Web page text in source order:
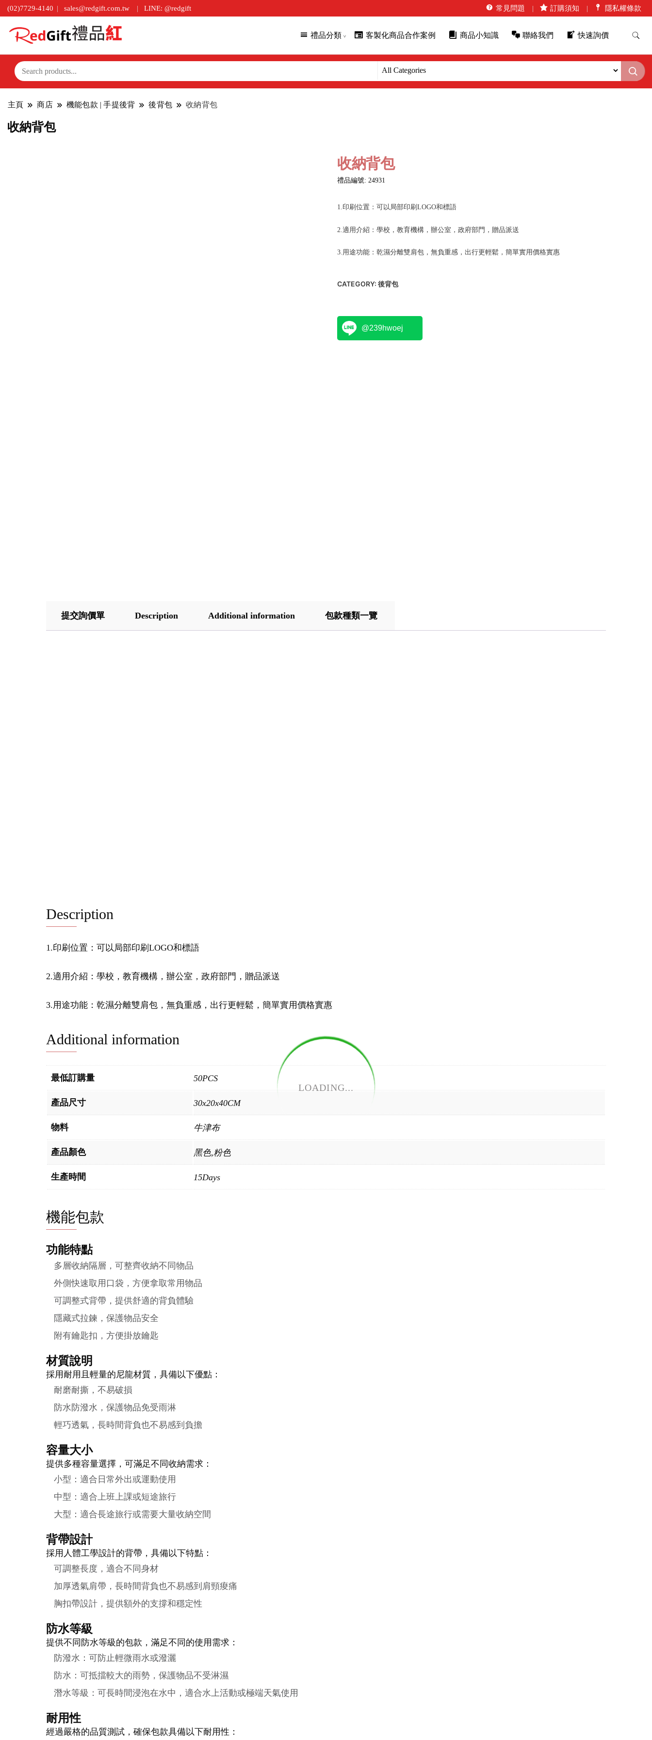
(02)7729-4140 sales@redgift.com.tw LINE: @redgift 常見問題 訂購須知 隱私權條款
禮品分類 客製化商品合作案例 商品小知識 聯絡我們 快速詢價
主頁 商店 機能包款 | 手提後背 後背包 收納背包
收納背包
LOADING...
收納背包
禮品編號: 24931
1.印刷位置：可以局部印刷LOGO和標語
2.適用介紹：學校，教育機構，辦公室，政府部門，贈品派送
3.用途功能：乾濕分離雙肩包，無負重感，出行更輕鬆，簡單實用價格實惠
CATEGORY:後背包
@239hwoej
提交詢價單 Description Additional information 包款種類一覽
Description
1.印刷位置：可以局部印刷LOGO和標語
2.適用介紹：學校，教育機構，辦公室，政府部門，贈品派送
3.用途功能：乾濕分離雙肩包，無負重感，出行更輕鬆，簡單實用價格實惠
Additional information
最低訂購量 50PCS
產品尺寸 30x20x40CM
物料 牛津布
產品顏色 黑色,粉色
生產時間 15Days
機能包款
功能特點
多層收納隔層，可整齊收納不同物品
外側快速取用口袋，方便拿取常用物品
可調整式背帶，提供舒適的背負體驗
隱藏式拉鍊，保護物品安全
附有鑰匙扣，方便掛放鑰匙
材質說明
採用耐用且輕量的尼龍材質，具備以下優點：
耐磨耐撕，不易破損
防水防潑水，保護物品免受雨淋
輕巧透氣，長時間背負也不易感到負擔
容量大小
提供多種容量選擇，可滿足不同收納需求：
小型：適合日常外出或運動使用
中型：適合上班上課或短途旅行
大型：適合長途旅行或需要大量收納空間
背帶設計
採用人體工學設計的背帶，具備以下特點：
可調整長度，適合不同身材
加厚透氣肩帶，長時間背負也不易感到肩頸痠痛
胸扣帶設計，提供額外的支撐和穩定性
防水等級
提供不同防水等級的包款，滿足不同的使用需求：
防潑水：可防止輕微雨水或潑灑
防水：可抵擋較大的雨勢，保護物品不受淋濕
潛水等級：可長時間浸泡在水中，適合水上活動或極端天氣使用
耐用性
經過嚴格的品質測試，確保包款具備以下耐用性：